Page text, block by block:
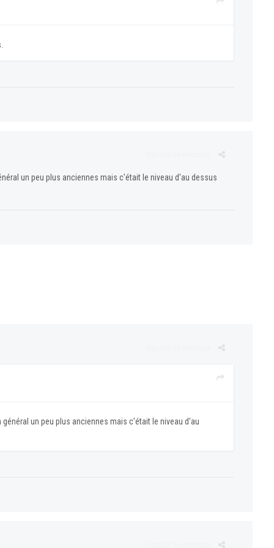
un peu plus anciennes mais c'était le niveau d'au dessus
un peu plus anciennes mais c'était le niveau d'au